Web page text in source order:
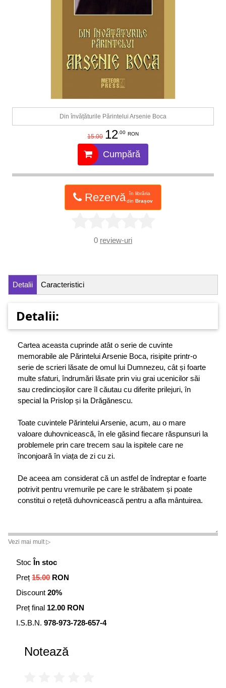
Din învățăturile Părintelui Arsenie Boca
15.00 12.00 RON
Cumpără
Rezervă
în librăria
din Brașov
0 review-uri
Detalii Caracteristici
Detalii:
Cartea aceasta cuprinde atât o serie de cuvinte
memorabile ale Părintelui Arsenie Boca, risipite printr-o
serie de scrieri lăsate de omul lui Dumnezeu, cât și foarte
multe sfaturi, îndrumări lăsate prin viu grai ucenicilor săi
sau credincioșilor care îl căutau cu diferite prilejuri, în
special la Prislop și la Drăgănescu.
Toate cuvintele Părintelui Arsenie, acum, au o mare
valoare duhovnicească, în ele găsind fiecare răspunsuri la
problemele prin care trecem sau la ispitele care ne
înconjoară în viața de zi cu zi.
De aceea am considerat că un astfel de îndreptar e foarte
potrivit pentru vremurile pe care le străbatem și poate
constitui o rețetă duhovnicească pentru a afla mântuirea.
Vezi mai mult ▷
Stoc În stoc
Preț 15.00 RON
Discount 20%
Preț final 12.00 RON
I.S.B.N. 978-973-728-657-4
Notează